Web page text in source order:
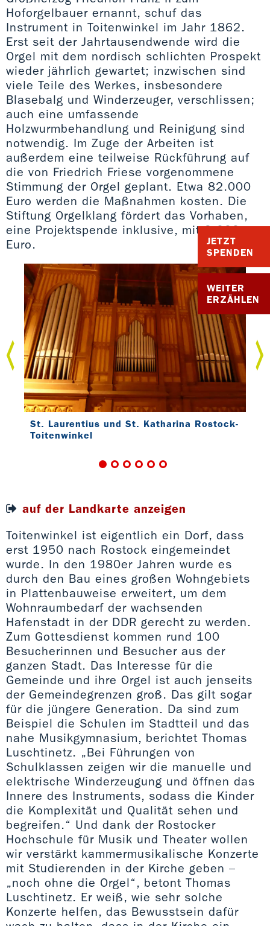
JETZT
SPENDEN
WEITER
ERZÄHLEN
Hoforgelbauer ernannt, schuf das
Instrument in Toitenwinkel im Jahr 1862.
Erst seit der Jahrtausendwende wird die
Orgel mit dem nordisch schlichten Prospekt
wieder jährlich gewartet; inzwischen sind
viele Teile des Werkes, insbesondere
Blasebalg und Winderzeuger, verschlissen;
auch eine umfassende
Holzwurmbehandlung und Reinigung sind
notwendig. Im Zuge der Arbeiten ist
außerdem eine teilweise Rückführung auf
die von Friedrich Friese vorgenommene
Stimmung der Orgel geplant. Etwa 82.000
Euro werden die Maßnahmen kosten. Die
Stiftung Orgelklang fördert das Vorhaben,
eine Projektspende inklusive, mit 9.000
Euro.
St. Laurentius und St. Katharina Rostock-
Toitenwinkel
auf der Landkarte anzeigen
Toitenwinkel ist eigentlich ein Dorf, dass
erst 1950 nach Rostock eingemeindet
wurde. In den 1980er Jahren wurde es
durch den Bau eines großen Wohngebiets
in Plattenbauweise erweitert, um dem
Wohnraumbedarf der wachsenden
Hafenstadt in der DDR gerecht zu werden.
Zum Gottesdienst kommen rund 100
Besucherinnen und Besucher aus der
ganzen Stadt. Das Interesse für die
Gemeinde und ihre Orgel ist auch jenseits
der Gemeindegrenzen groß. Das gilt sogar
für die jüngere Generation. Da sind zum
Beispiel die Schulen im Stadtteil und das
nahe Musikgymnasium, berichtet Thomas
Luschtinetz. „Bei Führungen von
Schulklassen zeigen wir die manuelle und
elektrische Winderzeugung und öffnen das
Innere des Instruments, sodass die Kinder
die Komplexität und Qualität sehen und
begreifen.“ Und dank der Rostocker
Hochschule für Musik und Theater wollen
wir verstärkt kammermusikalische Konzerte
mit Studierenden in der Kirche geben –
„noch ohne die Orgel“, betont Thomas
Luschtinetz. Er weiß, wie sehr solche
Konzerte helfen, das Bewusstsein dafür